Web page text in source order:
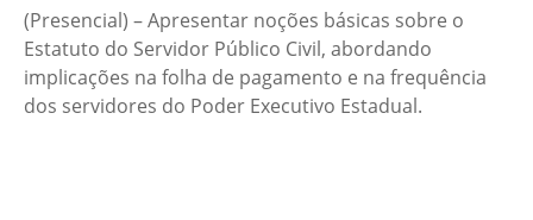
(Presencial) – Apresentar noções básicas sobre o
Estatuto do Servidor Público Civil, abordando
implicações na folha de pagamento e na frequência
dos servidores do Poder Executivo Estadual.